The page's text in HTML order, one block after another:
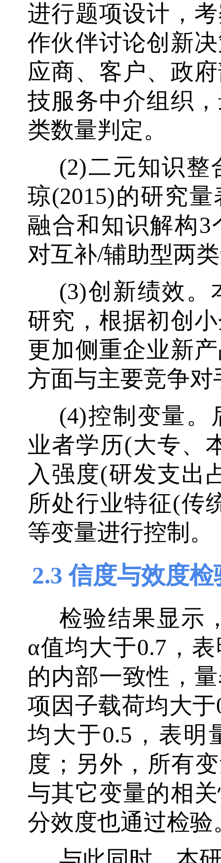
进行题项设计，
作伙伴讨论创新
应商、客户、政
技服务中介组织
类数量判定。
(2)二元知识整
琼(2015)的研究
融合和知识解构
对互补/辅助型两
(3)创新绩效。
研究，根据初创
更加侧重企业新
方面与主要竞争对
(4)控制变量。
业者学历(大专、
入强度(研发支出
所处行业特征(传
等变量进行控制。
2.3 信度与效度检
检验结果显示
α值均大于0.7，
的内部一致性，
项因子载荷均大
均大于0.5，表明
度；另外，所有
与其它变量的相
分效度也通过检验